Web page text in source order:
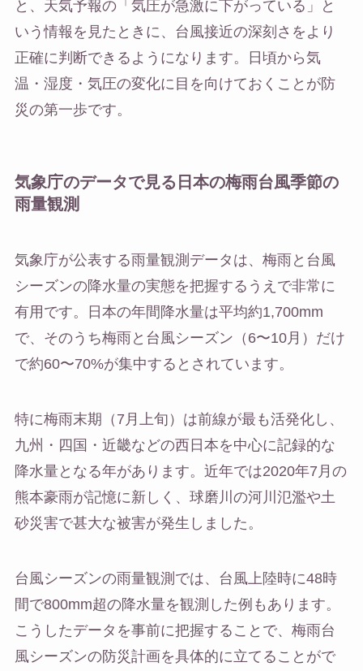
と、天気予報の「気圧が急激に下がっている」と
いう情報を見たときに、台風接近の深刻さをより
正確に判断できるようになります。日頃から気
温・湿度・気圧の変化に目を向けておくことが防
災の第一歩です。
気象庁のデータで見る日本の梅雨台風季節の
雨量観測
気象庁が公表する雨量観測データは、梅雨と台風
シーズンの降水量の実態を把握するうえで非常に
有用です。日本の年間降水量は平均約1,700mm
で、そのうち梅雨と台風シーズン（6〜10月）だけ
で約60〜70%が集中するとされています。
特に梅雨末期（7月上旬）は前線が最も活発化し、
九州・四国・近畿などの西日本を中心に記録的な
降水量となる年があります。近年では2020年7月の
熊本豪雨が記憶に新しく、球磨川の河川氾濫や土
砂災害で甚大な被害が発生しました。
台風シーズンの雨量観測では、台風上陸時に48時
間で800mm超の降水量を観測した例もあります。
こうしたデータを事前に把握することで、梅雨台
風シーズンの防災計画を具体的に立てることがで